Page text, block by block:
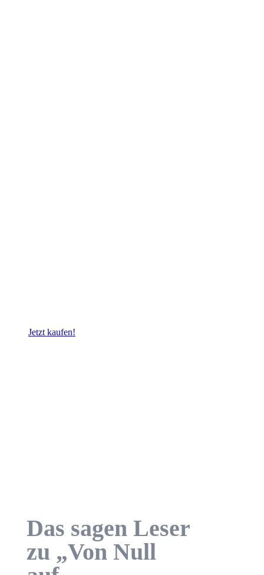
Jetzt kaufen!
Das sagen Leser
zu „Von Null